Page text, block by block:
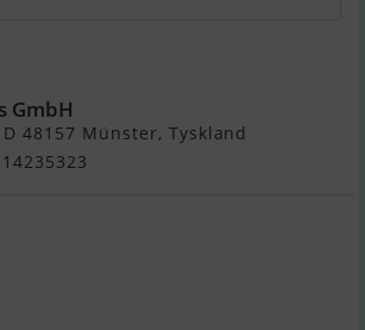
GmbH
48157 Münster, Tyskland